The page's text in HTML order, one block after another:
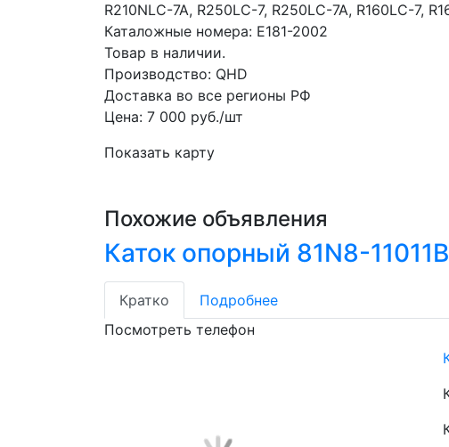
R210NLC-7A, R250LC-7, R250LC-7A, R160LC-7,
Каталожные номера: E181-2002
Товар в наличии.
Производство: QHD
Доставка во все регионы РФ
Цена: 7 000 руб./шт
Показать карту
Похожие объявления
Каток опорный 81N8-
Кратко
Подробнее
Посмотреть телефон